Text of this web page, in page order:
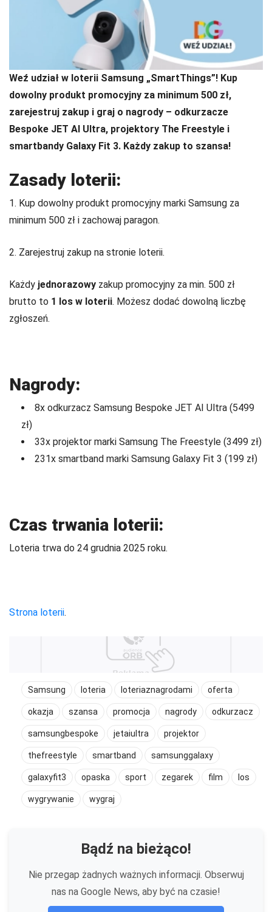
Weź udział w loterii Samsung „SmartThings”! Kup
dowolny produkt promocyjny za minimum 500 zł,
zarejestruj zakup i graj o nagrody – odkurzacze
Bespoke JET AI Ultra, projektory The Freestyle i
smartbandy Galaxy Fit 3. Każdy zakup to szansa!
Zasady loterii:
1. Kup dowolny produkt promocyjny marki Samsung za
minimum 500 zł i zachowaj paragon.
2. Zarejestruj zakup na stronie loterii.
Każdy jednorazowy zakup promocyjny za min. 500 zł
brutto to 1 los w loterii. Możesz dodać dowolną liczbę
zgłoszeń.
Nagrody:
8x odkurzacz Samsung Bespoke JET AI Ultra (5499
zł)
33x projektor marki Samsung The Freestyle (3499 zł)
231x smartband marki Samsung Galaxy Fit 3 (199 zł)
Czas trwania loterii:
Loteria trwa do 24 grudnia 2025 roku.
Strona loterii.
Samsung loteria loteriaznagrodami oferta
okazja szansa promocja nagrody odkurzacz
samsungbespoke jetaiultra projektor
thefreestyle smartband samsunggalaxy
galaxyfit3 opaska sport zegarek film los
wygrywanie wygraj
Bądź na bieżąco!
Nie przegap żadnych ważnych informacji. Obserwuj
nas na Google News, aby być na czasie!